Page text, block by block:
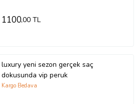
1100,00 TL
luxury yeni sezon gerçek saç
dokusunda vip peruk
Kargo Bedava